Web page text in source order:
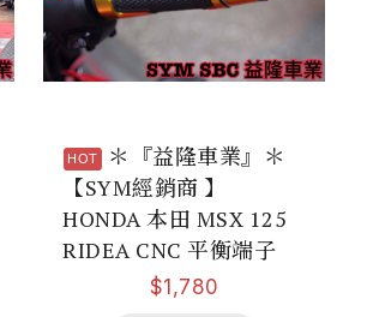
＊『益隆車業』＊
【SYM經銷商 】
HONDA 本田 MSX 125
RIDEA CNC 平衡端子
$1,780